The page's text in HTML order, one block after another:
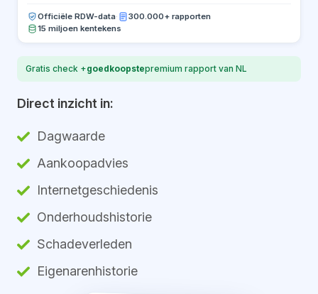
Officiële RDW-data·
300.000+ rapporten
15 miljoen kentekens
Gratis check +goedkoopstepremium rapport van NL
Direct inzicht in:
Dagwaarde
Aankoopadvies
Internetgeschiedenis
Onderhoudshistorie
Schadeverleden
Eigenarenhistorie